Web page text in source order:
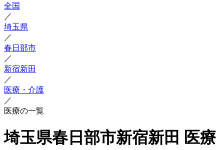
全国
／
埼玉県
／
春日部市
／
新宿新田
／
医療・介護
／
医療の一覧
埼玉県春日部市新宿新田 医療